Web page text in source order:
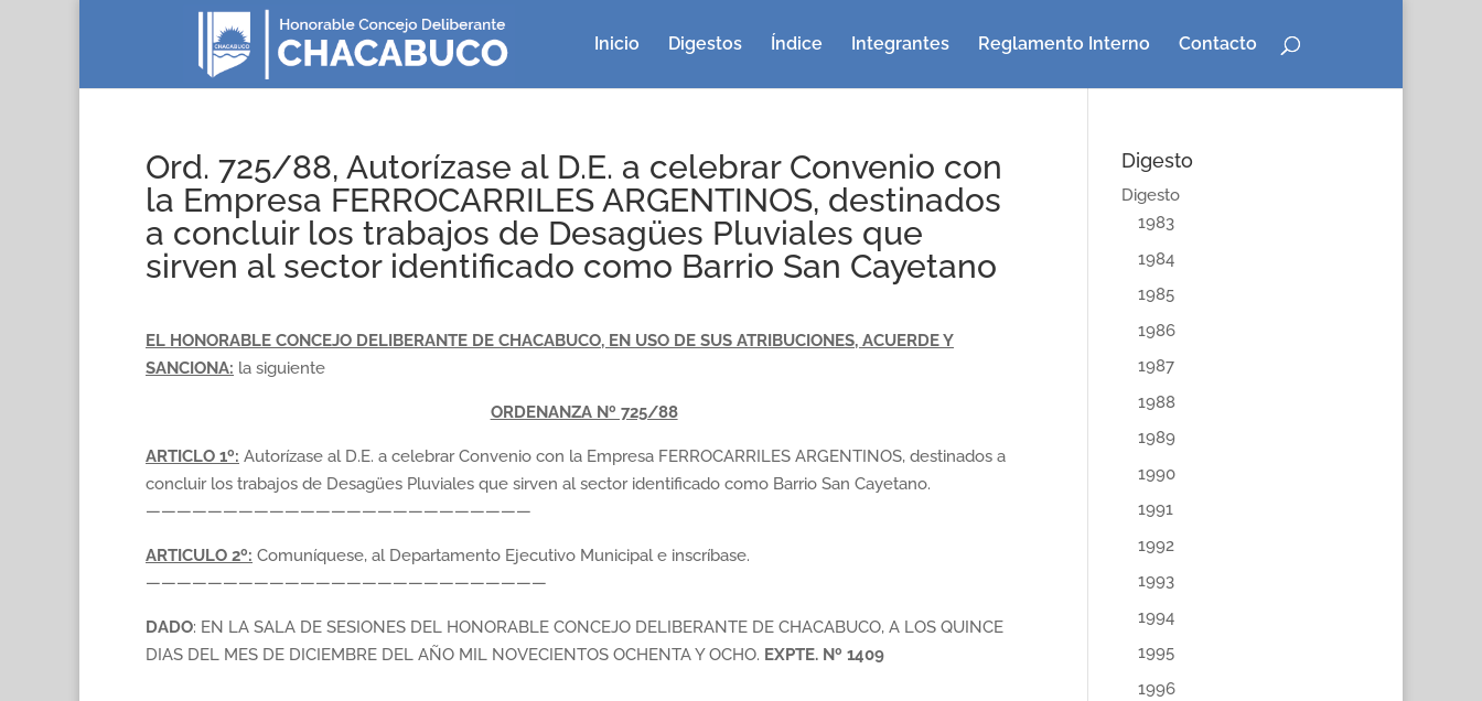
Inicio Digestos Índice Integrantes Reglamento Interno Contacto
Ord. 725/88, Autorízase al D.E. a celebrar Convenio con
la Empresa FERROCARRILES ARGENTINOS, destinados
a concluir los trabajos de Desagües Pluviales que
sirven al sector identificado como Barrio San Cayetano
EL HONORABLE CONCEJO DELIBERANTE DE CHACABUCO, EN USO DE SUS ATRIBUCIONES, ACUERDE Y
SANCIONA: la siguiente
ORDENANZA Nº 725/88
ARTICLO 1º: Autorízase al D.E. a celebrar Convenio con la Empresa FERROCARRILES ARGENTINOS, destinados a
concluir los trabajos de Desagües Pluviales que sirven al sector identificado como Barrio San Cayetano.
—————————————————————————
ARTICULO 2º: Comuníquese, al Departamento Ejecutivo Municipal e inscríbase.
——————————————————————————
DADO: EN LA SALA DE SESIONES DEL HONORABLE CONCEJO DELIBERANTE DE CHACABUCO, A LOS QUINCE
DIAS DEL MES DE DICIEMBRE DEL AÑO MIL NOVECIENTOS OCHENTA Y OCHO. EXPTE. Nº 1409
Digesto
Digesto
1983
1984
1985
1986
1987
1988
1989
1990
1991
1992
1993
1994
1995
1996